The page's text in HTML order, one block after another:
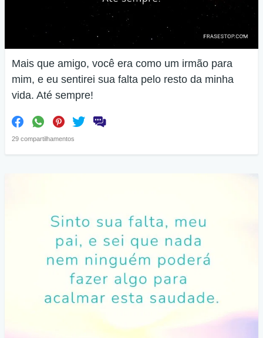
Mais que amigo, você era como um irmão para
mim, e eu sentirei sua falta pelo resto da minha
vida. Até sempre!
29 compartilhamentos